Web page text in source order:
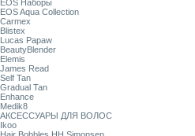
EOS Наборы
EOS Aqua Collection
Carmex
Blistex
Lucas Papaw
BeautyBlender
Elemis
James Read
Self Tan
Gradual Tan
Enhance
Medik8
АКСЕССУАРЫ ДЛЯ ВОЛОС
Ikoo